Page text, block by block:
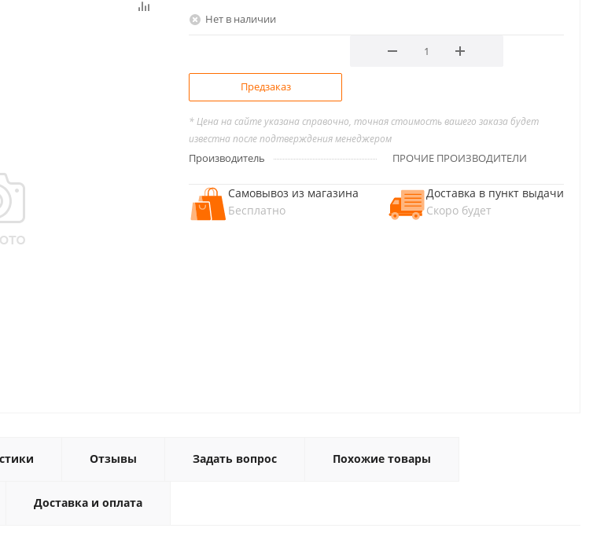
Нет в наличии
Предзаказ
* Цена на сайте указана справочно, точная стоимость вашего заказа будет
известна после подтверждения менеджером
Производитель ПРОЧИЕ ПРОИЗВОДИТЕЛИ
Самовывоз из магазина
Бесплатно
Доставка в пункт выдачи
Скоро будет
Отзывы Задать вопрос Похожие товары
Доставка и оплата